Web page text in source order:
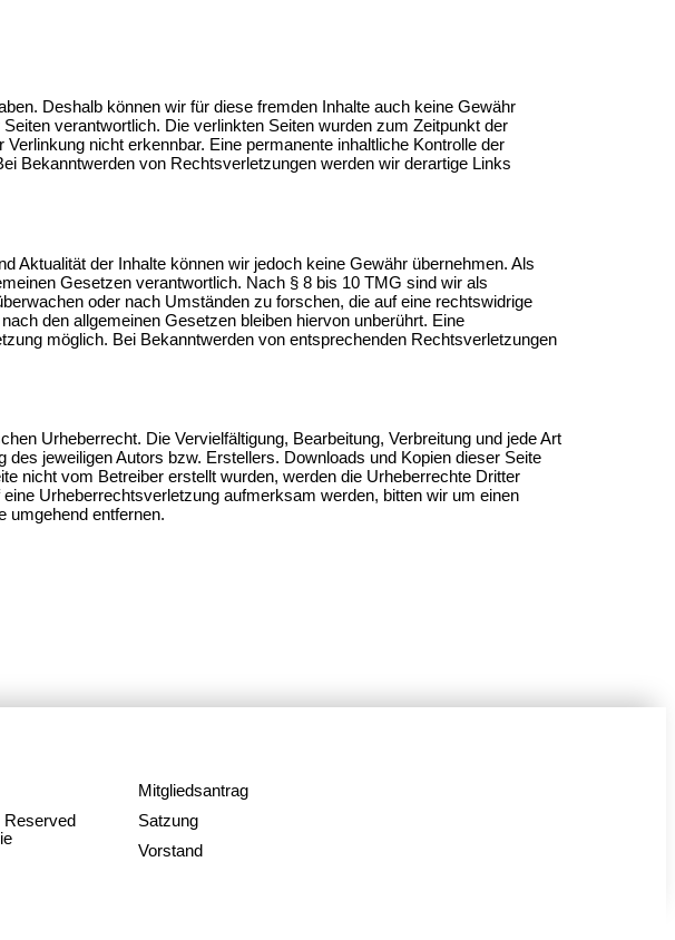
Deshalb können wir für diese fremden Inhalte auch keine Gewähr
verantwortlich. Die verlinkten Seiten wurden zum Zeitpunkt der
nicht erkennbar. Eine permanente inhaltliche Kontrolle der
Bekanntwerden von Rechtsverletzungen werden wir derartige Links
Aktualität der Inhalte können wir jedoch keine Gewähr übernehmen. Als
Gesetzen verantwortlich. Nach § 8 bis 10 TMG sind wir als
oder nach Umständen zu forschen, die auf eine rechtswidrige
den allgemeinen Gesetzen bleiben hiervon unberührt. Eine
möglich. Bei Bekanntwerden von entsprechenden Rechtsverletzungen
Urheberrecht. Die Vervielfältigung, Bearbeitung, Verbreitung und jede Art
jeweiligen Autors bzw. Erstellers. Downloads und Kopien dieser Seite
nicht vom Betreiber erstellt wurden, werden die Urheberrechte Dritter
Urheberrechtsverletzung aufmerksam werden, bitten wir um einen
umgehend entfernen.
Reserved
Mitgliedsantrag
Satzung
Vorstand